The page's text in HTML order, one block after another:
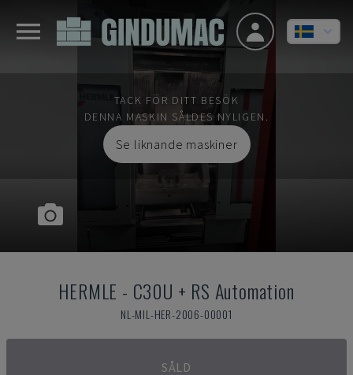
TACK FÖR DITT BESÖK
DENNA MASKIN SÅLDES NYLIGEN.
Se liknande maskiner
HERMLE - C30U + RS Automation
NL-MIL-HER-2006-00001
SÅLD